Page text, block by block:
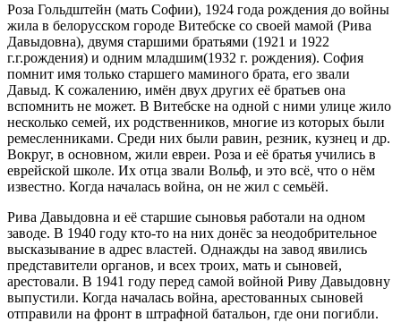
Роза Гольдштейн (мать Софии), 1924 года рождения до войны
жила в белорусском городе Витебске со своей мамой (Рива
Давыдовна), двумя старшими братьями (1921 и 1922
г.г.рождения) и одним младшим(1932 г. рождения). София
помнит имя только старшего маминого брата, его звали
Давыд. К сожалению, имён двух других её братьев она
вспомнить не может. В Витебске на одной с ними улице жило
несколько семей, их родственников, многие из которых были
ремесленниками. Среди них были равин, резник, кузнец и др.
Вокруг, в основном, жили евреи. Роза и её братья учились в
еврейской школе. Их отца звали Вольф, и это всё, что о нём
известно. Когда началась война, он не жил с семьёй.
Рива Давыдовна и её старшие сыновья работали на одном
заводе. В 1940 году кто-то на них донёс за неодобрительное
высказывание в адрес властей. Однажды на завод явились
представители органов, и всех троих, мать и сыновей,
арестовали. В 1941 году перед самой войной Риву Давыдовну
выпустили. Когда началась война, арестованных сыновей
отправили на фронт в штрафной батальон, где они погибли.